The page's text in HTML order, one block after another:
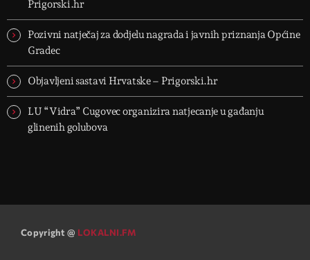
Prigorski.hr
Pozivni natječaj za dodjelu nagrada i javnih priznanja Općine
Gradec
Objavljeni sastavi Hrvatske – Prigorski.hr
LU “Vidra” Cugovec organizira natjecanje u gađanju
glinenih golubova
Copyright @ LOKALNI.FM